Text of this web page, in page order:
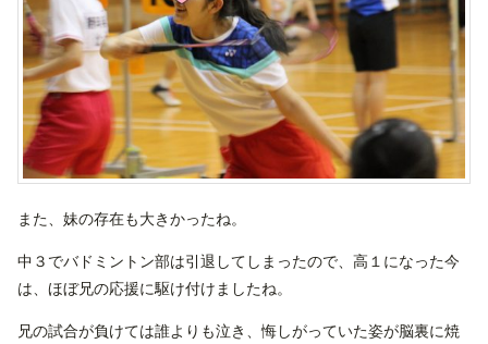
また、妹の存在も大きかったね。
中３でバドミントン部は引退してしまったので、高１になった今
は、ほぼ兄の応援に駆け付けましたね。
兄の試合が負けては誰よりも泣き、悔しがっていた姿が脳裏に焼